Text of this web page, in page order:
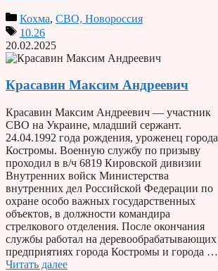
Кохма, СВО, Новороссия
10.26
20.02.2025
Красавин Максим Андреевич
Красавин Максим Андреевич — участник
СВО на Украине, младший сержант.
24.04.1992 года рождения, уроженец города
Костромы. Военную службу по призыву
проходил в в/ч 6819 Кировской дивизии
Внутренних войск Министерства
внутренних дел Российской Федерации по
охране особо важных государственных
объектов, в должности командира
стрелкового отделения. После окончания
службы работал на деревообрабатывающих
предприятиях города Костромы и города …
Читать далее